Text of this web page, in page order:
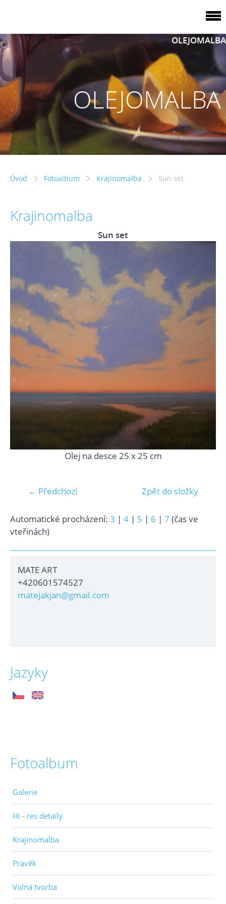
OLEJOMALBA
OLEJOMALBA
Úvod Fotoalbum Krajinomalba Sun set
Krajinomalba
Sun set
Olej na desce 25 x 25 cm
← Předchozí Zpět do složky
Automatické procházení: 3 | 4 | 5 | 6 | 7 (čas ve
vteřinách)
MATE ART
+420601574527
matejakjan@gmail.com
Jazyky
Fotoalbum
Galerie
Hi - res detaily
Krajinomalba
Pravěk
Volná tvorba